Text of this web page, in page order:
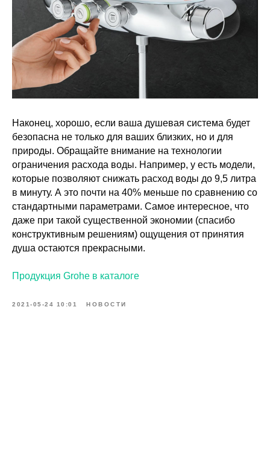
Наконец, хорошо, если ваша душевая система будет
безопасна не только для ваших близких, но и для
природы. Обращайте внимание на технологии
ограничения расхода воды. Например, у есть модели,
которые позволяют снижать расход воды до 9,5 литра
в минуту. А это почти на 40% меньше по сравнению со
стандартными параметрами. Самое интересное, что
даже при такой существенной экономии (спасибо
конструктивным решениям) ощущения от принятия
душа остаются прекрасными.
Продукция Grohe в каталоге
2021-05-24 10:01 НОВОСТИ